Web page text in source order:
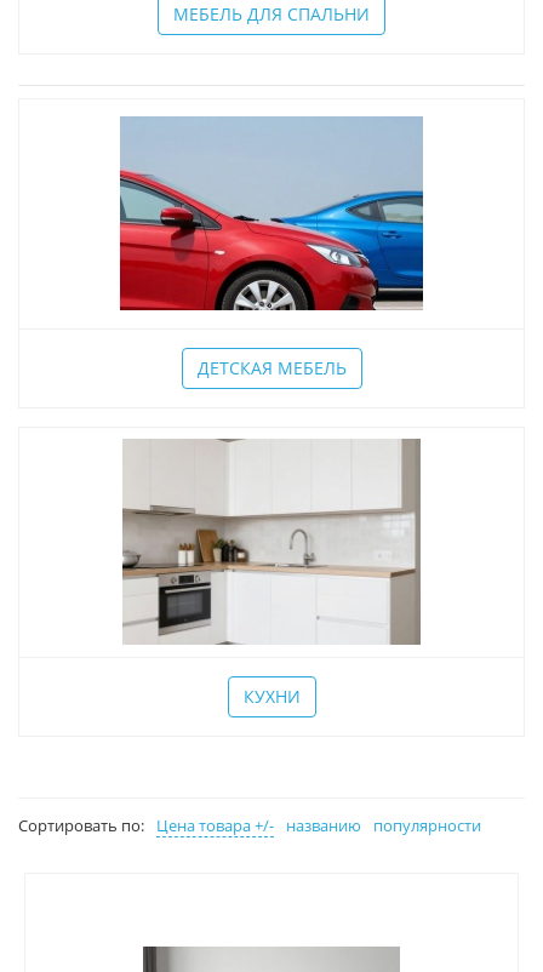
МЕБЕЛЬ ДЛЯ СПАЛЬНИ
ДЕТСКАЯ МЕБЕЛЬ
КУХНИ
Сортировать по: Цена товара +/- названию популярности